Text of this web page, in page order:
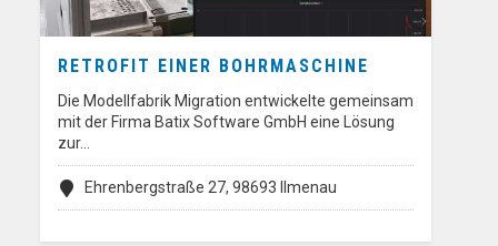
RETROFIT EINER BOHRMASCHINE
Die Modellfabrik Migration entwickelte gemeinsam
mit der Firma Batix Software GmbH eine Lösung
zur…
Ehrenbergstraße 27, 98693 Ilmenau